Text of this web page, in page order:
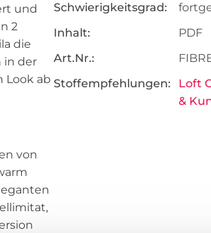
und
2
die
in der
Look ab
von
Schwierigkeitsgrad:
Inhalt:
PDF
Art.Nr.:
Stoffempfehlungen:
Loft
&